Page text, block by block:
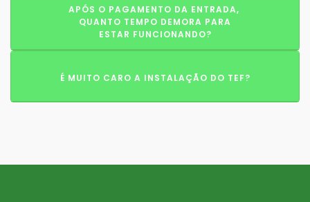
APÓS O PAGAMENTO DA ENTRADA,
QUANTO TEMPO DEMORA PARA
ESTAR FUNCIONANDO?
É MUITO CARO A INSTALAÇÃO DO TEF?